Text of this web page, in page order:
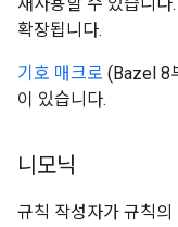
확장됩니다.
기호 매크로 (Bazel 8
이 있습니다.
니모닉
규칙 작성자가 규칙의